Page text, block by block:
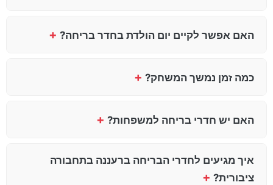
האם אפשר לקיים יום הולדת בחדר בריחה? +
כמה זמן נמשך המשחק? +
האם יש חדרי בריחה למשפחות? +
איך מגיעים לחדרי הבריחה ברעננה בתחבורה
ציבורית? +